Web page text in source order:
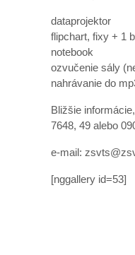
dataprojektor
flipchart, fixy + 1
notebook
ozvučenie sály
nahrávanie do
Bližšie
7648, 49 alebo
e-mail:
[nggallery id=53]